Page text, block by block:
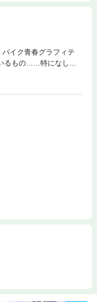
イク青春グラフィテ
もの……特になし。
コ。いつも一緒にいた
バラに。新たな出会い